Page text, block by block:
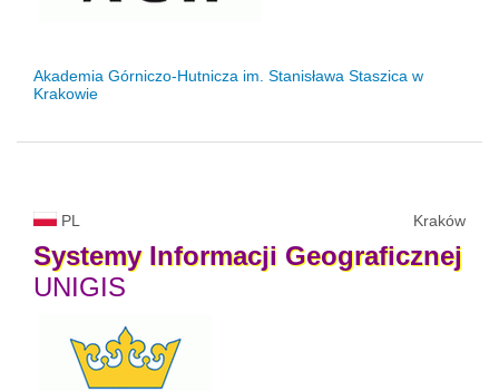
Akademia Górniczo-Hutnicza im. Stanisława Staszica w
Krakowie
PL Kraków
Systemy Informacji Geograficznej
UNIGIS